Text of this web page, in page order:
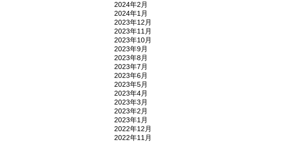
2024年2月
2024年1月
2023年12月
2023年11月
2023年10月
2023年9月
2023年8月
2023年7月
2023年6月
2023年5月
2023年4月
2023年3月
2023年2月
2023年1月
2022年12月
2022年11月